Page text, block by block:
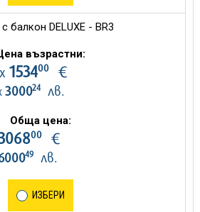
балкон DELUXE - BR3
възрастни:
х 153400€
300024лв.
Обща цена:
00€
49лв.
ИЗБЕРИ